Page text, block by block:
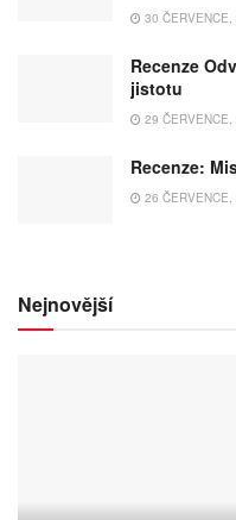
30 ČERVENCE,
Recenze
jistotu
29 ČERVENCE,
Recenze:
26 ČERVENCE,
Nejnovější